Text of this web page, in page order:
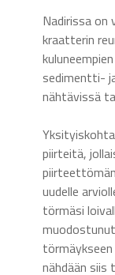
Nadirissa on
kraatterin
sedimentti-
nähtävissä
piirteitä,
uudelle
törmäsi
nähdään siis